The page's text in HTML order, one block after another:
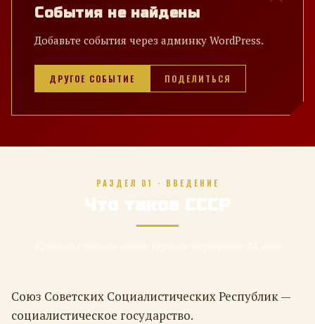
События не найдены
Добавьте события через админку WordPress.
ДРУГОЕ СОБЫТИЕ ПОДЕЛИТЬСЯ
РАЗДЕЛ 01 · ВВЕДЕНИЕ
Что такое СССР
Союз Советских Социалистических Республик —
социалистическое государство.